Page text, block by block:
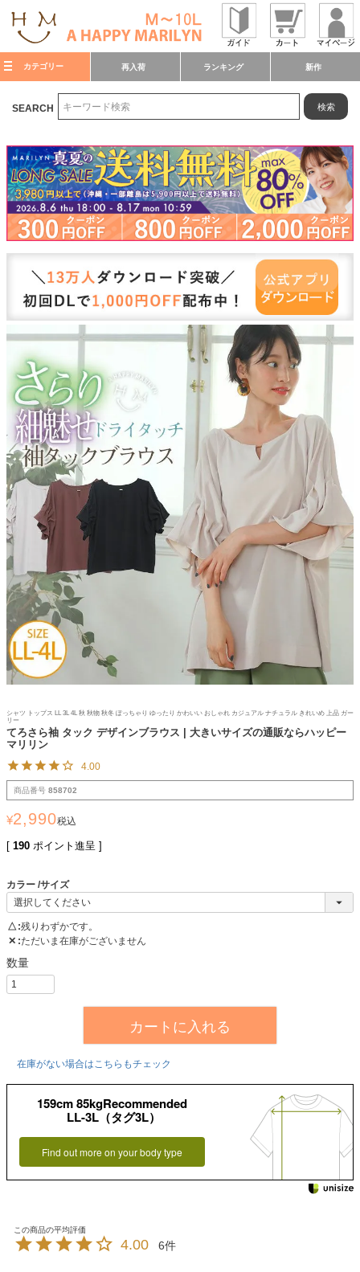
カテゴリー 再入荷 ランキング 新作
SEARCH 検索
シャツ トップス LL 3L 4L 秋 秋物 秋冬 ぽっちゃり ゆったり かわいい おしゃれ カジュアル ナチュラル きれいめ 上品 ガー
リー
てろさら袖 タック デザインブラウス | 大きいサイズの通販ならハッピー
マリリン
4.00
商品番号 858702
¥2,990税込
[ 190 ポイント進呈 ]
カラー サイズ
△ 残りわずかです。
✕ ただいま在庫がございません
カートに入れる
在庫がない場合はこちらもチェック
159cm 85kgRecommended
LL-3L（タグ3L）
Find out more on your body type
4.00 6